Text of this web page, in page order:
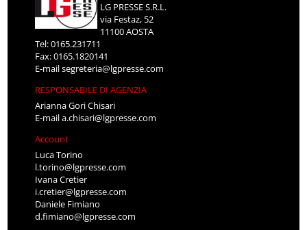
LG PRESSE S.R.L.
via Festaz, 52
11100 AOSTA
Tel: 0165.231711
Fax: 0165.1820141
E-mailsegreteria@lgpresse.com
RESPONSABILE DI AGENZIA
Arianna Gori Chisari
E-maila.chisari@lgpresse.com
Account
Luca Torino
l.torino@lgpresse.com
Ivana Cretier
i.cretier@lgpresse.com
Daniele Fimiano
d.fimiano@lgpresse.com